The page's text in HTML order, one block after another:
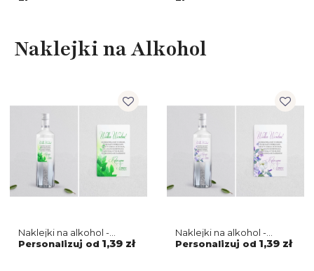
Naklejki na Alkohol
Naklejki na alkohol -
About You - Motyw 3
Personalizuj od 1,39 zł
Naklejki na alkohol -
About You - Motyw 2
Personalizuj od 1,39 zł